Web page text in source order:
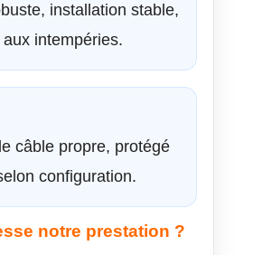
installation stable,
intempéries.
câble propre, protégé
configuration.
notre prestation ?